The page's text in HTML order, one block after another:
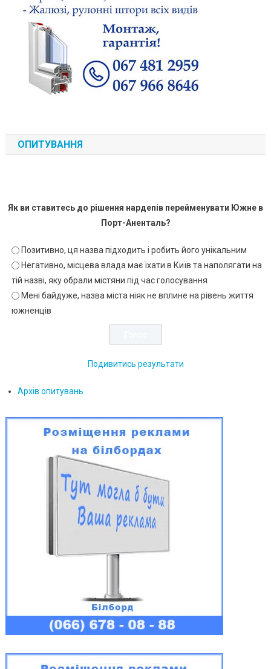
ОПИТУВАННЯ
Як ви ставитесь до рішення нардепів перейменувати Южне в
Порт-Аненталь?
Позитивно, ця назва підходить і робить його унікальним
Негативно, місцева влада має їхати в Київ та наполягати на
тій назві, яку обрали містяни під час голосування
Мені байдуже, назва міста ніяк не вплине на рівень життя
южненців
Подивитись результати
Архів опитувань